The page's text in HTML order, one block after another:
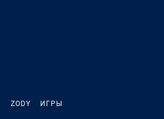
ZODY ИГРЫ